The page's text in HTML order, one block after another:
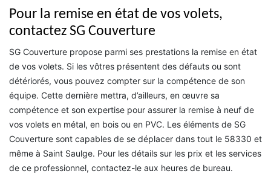
Pour la remise en état de vos volets,
contactez SG Couverture
SG Couverture propose parmi ses prestations la remise en état
de vos volets. Si les vôtres présentent des défauts ou sont
détériorés, vous pouvez compter sur la compétence de son
équipe. Cette dernière mettra, d’ailleurs, en œuvre sa
compétence et son expertise pour assurer la remise à neuf de
vos volets en métal, en bois ou en PVC. Les éléments de SG
Couverture sont capables de se déplacer dans tout le 58330 et
même à Saint Saulge. Pour les détails sur les prix et les services
de ce professionnel, contactez-le aux heures de bureau.